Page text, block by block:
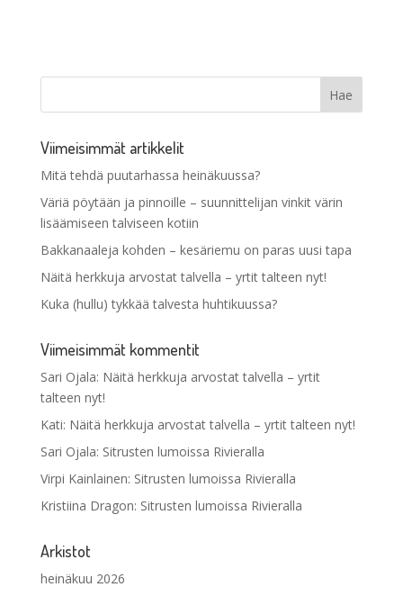
Viimeisimmät artikkelit
Mitä tehdä puutarhassa heinäkuussa?
Väriä pöytään ja pinnoille – suunnittelijan vinkit värin
lisäämiseen talviseen kotiin
Bakkanaaleja kohden – kesäriemu on paras uusi tapa
Näitä herkkuja arvostat talvella – yrtit talteen nyt!
Kuka (hullu) tykkää talvesta huhtikuussa?
Viimeisimmät kommentit
Sari Ojala: Näitä herkkuja arvostat talvella – yrtit
talteen nyt!
Kati: Näitä herkkuja arvostat talvella – yrtit talteen nyt!
Sari Ojala: Sitrusten lumoissa Rivieralla
Virpi Kainlainen: Sitrusten lumoissa Rivieralla
Kristiina Dragon: Sitrusten lumoissa Rivieralla
Arkistot
heinäkuu 2026